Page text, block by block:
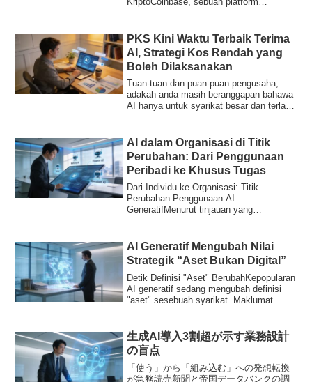
PKS Kini Waktu Terbaik Terima
AI, Strategi Kos Rendah yang
Boleh Dilaksanakan
Tuan-tuan dan puan-puan pengusaha,
adakah anda masih beranggapan bahawa
AI hanya untuk syarikat besar dan terlalu
AI dalam Organisasi di Titik
Perubahan: Dari Penggunaan
Peribadi ke Khusus Tugas
Dari Individu ke Organisasi: Titik
Perubahan Penggunaan AI
GeneratifMenurut tinjauan yang
AI Generatif Mengubah Nilai
Strategik “Aset Bukan Digital”
Detik Definisi "Aset" BerubahKepopularan
AI generatif sedang mengubah definisi
"aset" sesebuah syarikat. Maklumat
生成AI導入3割超が示す業務設計
の盲点
「使う」から「組み込む」への発想転換
が急務読売新聞と帝国データバンクの調